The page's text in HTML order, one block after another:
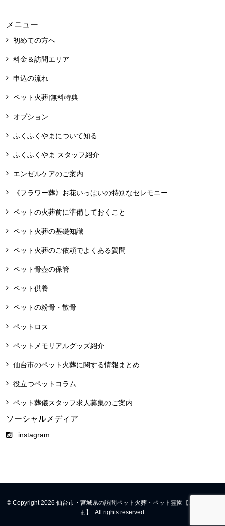
メニュー
初めての方へ
料金＆訪問エリア
申込の流れ
ペット火葬|無料特典
オプション
ふくふくやまについて知る
ふくふくやま スタッフ紹介
エンゼルケアのご案内
《フラワー葬》お花いっぱいの特別なセレモニー
ペットの火葬前に準備しておくこと
ペット火葬の基礎知識
ペット火葬のご依頼でよくある質問
ペット骨壺の保管
ペット供養
ペットの粉骨・散骨
ペットロス
ペットメモリアルグッズ紹介
仙台市のペット火葬に関する情報まとめ
役立つペットコラム
ペット葬儀スタッフ求人募集のご案内
ソーシャルメディア
instagram
© Copyright 2026 仙台市・宮城県の訪問ペット火葬・ペット霊園【ふくふくや
ま】. All rights reserved.